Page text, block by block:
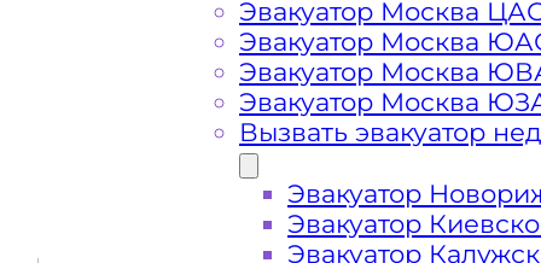
услуг
эвакуатора в
районе
Дорогомилово
Эвакуатор Москва
Эвакуатор Москва
Эвакуатор Москва
Эвакуатор Москва
Вызвать эвакуатор
Эвакуатор
Эвакуатор
Эвакуатор